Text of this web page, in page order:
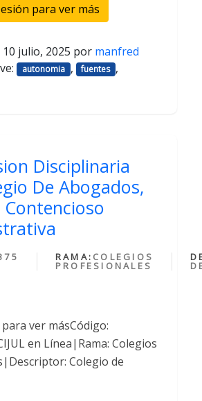
para ver más
10 julio, 2025 por manfred
autonomia , fuentes ,
Disciplinaria
De Abogados,
Contencioso
RAMA: COLEGIOS
PROFESIONALES
ver másCódigo:
en Línea|Rama: Colegios
Colegio de